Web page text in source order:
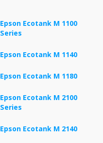
Epson Ecotank M 1100
Series
Epson Ecotank M 1140
Epson Ecotank M 1180
Epson Ecotank M 2100
Series
Epson Ecotank M 2140